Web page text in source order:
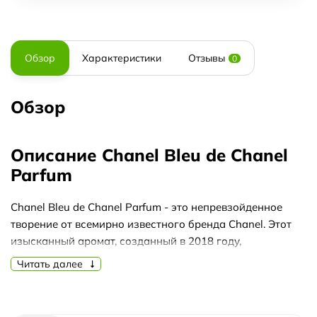
Обзор Характеристики Отзывы 0
Обзор
Описание Chanel Bleu de Chanel
Parfum
Chanel Bleu de Chanel Parfum - это непревзойденное
творение от всемирно известного бренда Chanel. Этот
изысканный аромат, созданный в 2018 году,
представляет собой истинное произведение искусства,
которое удивляет своей стойкостью и отражает сезон и
Читать далее